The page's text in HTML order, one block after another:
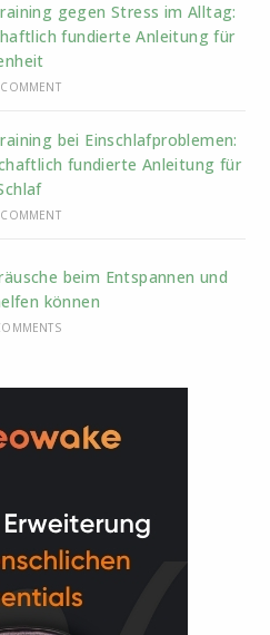
gegen Stress im Alltag:
fundierte Anleitung für
bei Einschlafproblemen:
fundierte Anleitung für
beim Entspannen und
können